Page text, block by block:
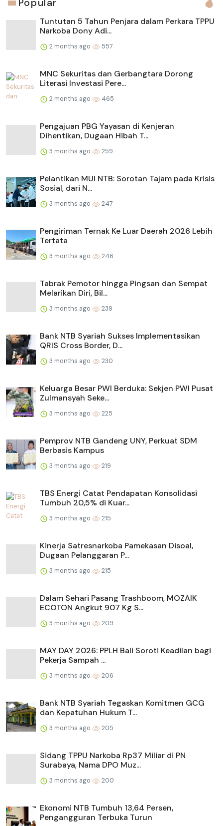
Popular
Tuntutan 5 Tahun Penjara dalam Perkara TPPU
Narkoba Dony Adi...
2 months ago 557
MNC Sekuritas dan Gerbangtara Dorong
Literasi Investasi Pere...
2 months ago 465
Pengajuan PBG Yayasan di Kenjeran
Dihentikan, Dugaan Hibah T...
3 months ago 259
Pelantikan MUI NTB: Sorotan Tajam pada Krisis
Sosial, dari N...
3 months ago 247
Pengiriman Ternak Ke Luar Daerah 2026 Lebih
Tertata
3 months ago 246
Tabrak Pemotor hingga Pingsan dan Sempat
Melarikan Diri, Bil...
3 months ago 239
Bank NTB Syariah Sukses Implementasikan
QRIS Cross Border, D...
3 months ago 230
Keluarga Besar PWI Berduka: Sekjen PWI Pusat
Zulmansyah Seke...
3 months ago 225
Pemprov NTB Gandeng UNY, Perkuat SDM
Berbasis Kampus
3 months ago 219
TBS Energi Catat Pendapatan Konsolidasi
Tumbuh 20,5% di Kuar...
3 months ago 215
Kinerja Satresnarkoba Pamekasan Disoal,
Dugaan Pelanggaran P...
3 months ago 215
Dalam Sehari Pasang Trashboom, MOZAIK
ECOTON Angkut 907 Kg S...
3 months ago 209
MAY DAY 2026: PPLH Bali Soroti Keadilan bagi
Pekerja Sampah ...
3 months ago 206
Bank NTB Syariah Tegaskan Komitmen GCG
dan Kepatuhan Hukum T...
3 months ago 205
Sidang TPPU Narkoba Rp37 Miliar di PN
Surabaya, Nama DPO Muz...
3 months ago 200
Ekonomi NTB Tumbuh 13,64 Persen,
Pengangguran Terbuka Turun